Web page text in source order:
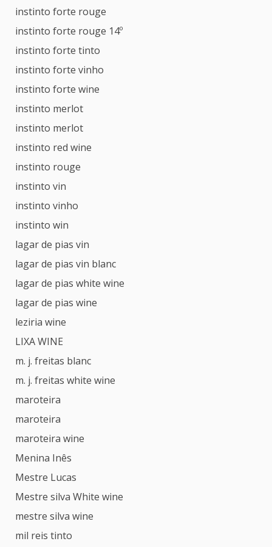
instinto forte rouge
instinto forte rouge 14º
instinto forte tinto
instinto forte vinho
instinto forte wine
instinto merlot
instinto merlot
instinto red wine
instinto rouge
instinto vin
instinto vinho
instinto win
lagar de pias vin
lagar de pias vin blanc
lagar de pias white wine
lagar de pias wine
leziria wine
LIXA WINE
m. j. freitas blanc
m. j. freitas white wine
maroteira
maroteira
maroteira wine
Menina Inês
Mestre Lucas
Mestre silva White wine
mestre silva wine
mil reis tinto